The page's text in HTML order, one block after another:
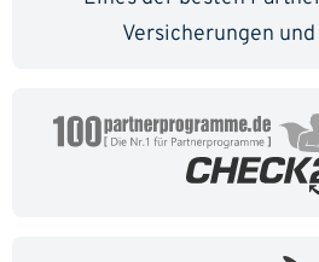
Versicherungen und